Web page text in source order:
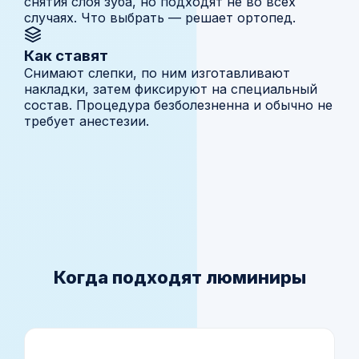
случаях. Что выбрать — решает ортопед.
Как ставят
Снимают слепки, по ним изготавливают
накладки, затем фиксируют на специальный
состав. Процедура безболезненна и обычно не
требует анестезии.
Когда подходят люминиры